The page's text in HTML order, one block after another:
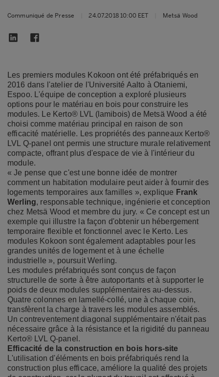
Communiqué de Presse 24.07.2018 10:00 EET Metsä Wood
Les premiers modules Kokoon ont été préfabriqués en
2016 dans l'atelier de l'Université Aalto à Otaniemi,
Espoo. L'équipe de conception a exploré plusieurs
options pour le matériau en bois pour construire les
modules. Le Kerto® LVL (lamibois) de Metsä Wood a été
choisi comme matériau principal en raison de son
efficacité matérielle. Les propriétés des panneaux Kerto®
LVL Q-panel ont permis une structure murale relativement
compacte, offrant plus d'espace de vie à l'intérieur du
module.
« Je pense que c'est une bonne idée de montrer
comment un habitation modulaire peut aider à fournir des
logements temporaires aux familles », explique Frank
Werling, responsable technique, ingénierie et conception
chez Metsä Wood et membre du jury. « Ce concept est un
exemple qui illustre la façon d'obtenir un hébergement
temporaire flexible et fonctionnel avec le Kerto. Les
modules Kokoon sont également adaptables pour les
grandes unités de logement et à une échelle
industrielle », poursuit Werling.
Les modules préfabriqués sont conçus de façon
structurelle de sorte à être autoportants et à supporter le
poids de deux modules supplémentaires au-dessus.
Quatre colonnes en lamellé-collé, une à chaque coin,
transfèrent la charge à travers les modules assemblés.
Un contreventement diagonal supplémentaire n'était pas
nécessaire grâce à la résistance et la rigidité du panneau
Kerto® LVL Q-panel.
Efficacité de la construction en bois hors-site
L'utilisation d'éléments en bois préfabriqués rend la
construction plus efficace, améliore la qualité des projets